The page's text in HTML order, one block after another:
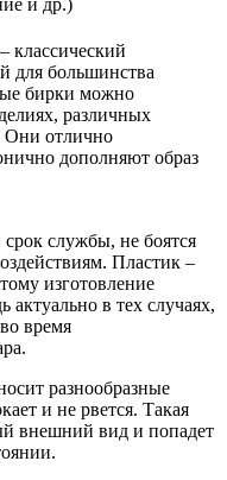
классический
для большинства
бирки можно
различных
Они отлично
дополняют образ
службы, не боятся
Пластик –
изготовление
актуально в тех случаях,
время
разнообразные
и не рвется. Такая
внешний вид и попадет